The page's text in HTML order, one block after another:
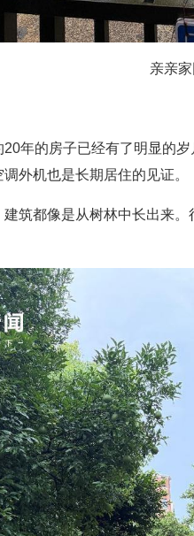
亲亲
年的房子已经有了明显的
外机也是长期居住的见证。
筑都像是从树林中长出来